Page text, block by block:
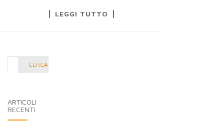
LEGGI TUTTO
CERCA
ARTICOLI
RECENTI